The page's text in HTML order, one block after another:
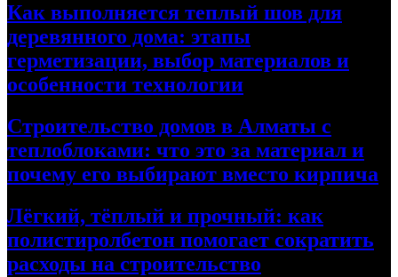
Как выполняется теплый шов для
деревянного дома: этапы
герметизации, выбор материалов и
особенности технологии
Строительство домов в Алматы с
теплоблоками: что это за материал и
почему его выбирают вместо кирпича
Лёгкий, тёплый и прочный: как
полистиролбетон помогает сократить
расходы на строительство